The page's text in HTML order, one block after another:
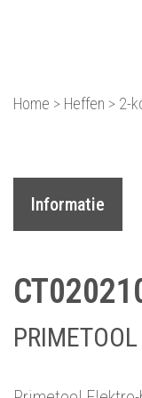
Home > Heffen > 2-
Informatie